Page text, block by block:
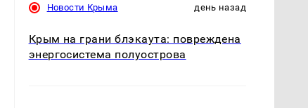
Новости Крыма день назад
Крым на грани блэкаута: повреждена
энергосистема полуострова